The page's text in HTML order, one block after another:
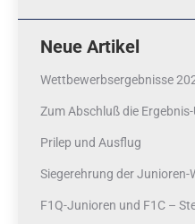
Neue Artikel
Wettbewerbsergebnisse
Zum Abschluß die
Prilep und Ausflug
Siegerehrung der Junioren-
F1Q-Junioren und F1C –